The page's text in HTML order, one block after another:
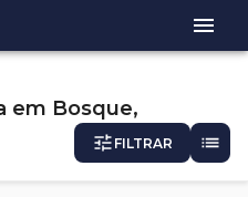
em Bosque,
FILTRAR